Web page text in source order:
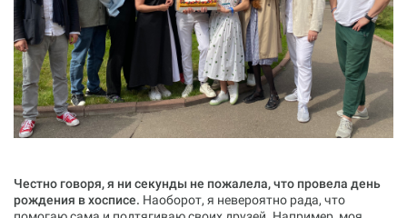
Честно говоря, я ни секунды не пожалела, что провела день
рождения в хосписе. Наоборот, я невероятно рада, что